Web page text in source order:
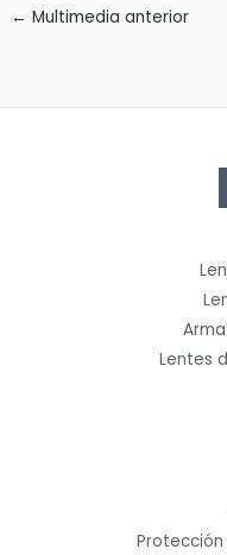
← Multimedia anterior
Lentes